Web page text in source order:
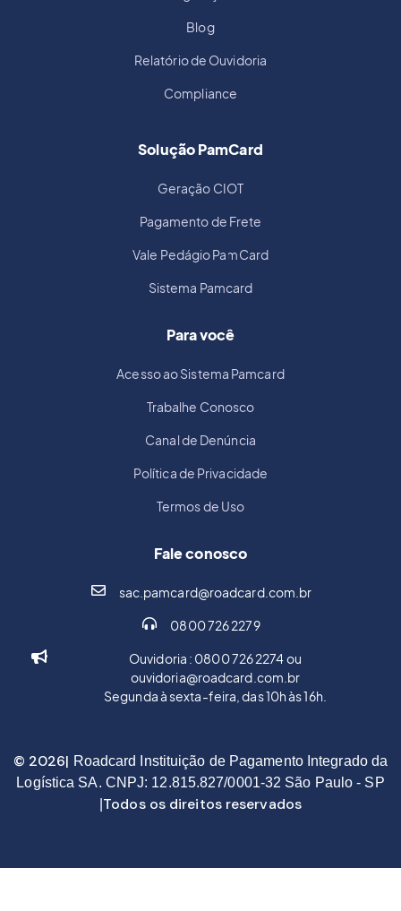
Blog
Relatório de Ouvidoria
Compliance
Solução PamCard
Geração CIOT
Pagamento de Frete
Vale Pedágio PamCard
Sistema Pamcard
Para você
Acesso ao Sistema Pamcard
Trabalhe Conosco
Canal de Denúncia
Política de Privacidade
Termos de Uso
Fale conosco
sac.pamcard@roadcard.com.br
0800 726 2279
Ouvidoria : 0800 726 2274 ou
ouvidoria@roadcard.com.br
Segunda à sexta-feira, das 10h às 16h.
© 2026| Roadcard Instituição de Pagamento Integrado da
Logística SA. CNPJ: 12.815.827/0001-32 São Paulo - SP
Todos os direitos reservados